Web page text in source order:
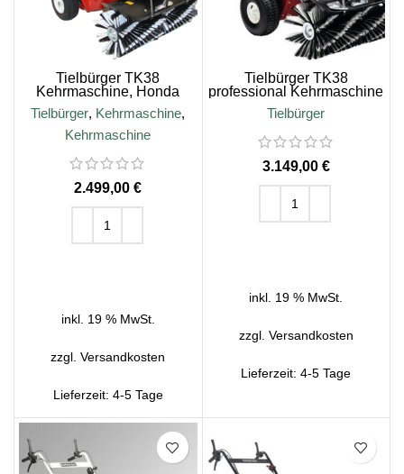
Tielbürger TK38
Kehrmaschine, Honda
GCV170 Motor
Tielbürger, Kehrmaschine,
Kehrmaschine
€
inkl. 19 % MwSt.
zzgl.Versandkosten
Lieferzeit: 4-5 Tage
Tielbürger TK38
professional Kehrmaschine
mit EGO-Akku-Motor
Tielbürger
€
inkl. 19 % MwSt.
zzgl. Versandkosten
Lieferzeit:4-5 Tage